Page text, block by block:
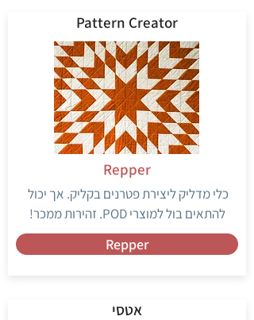
Pattern Creator
כלי מדליק ליצירת פטרנים בקליק. אך יכול
להתאים בול למוצרי POD. זהירות ממכר!
Repper
Repper
אטסי